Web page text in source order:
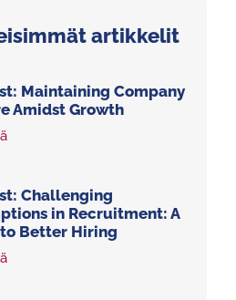
artikkelit
Maintaining Company
Amidst Growth
Challenging
in Recruitment: A
Better Hiring